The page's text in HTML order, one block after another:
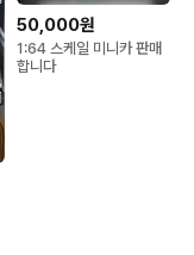
50,000원
1:64 스케일 미니카 판매
합니다